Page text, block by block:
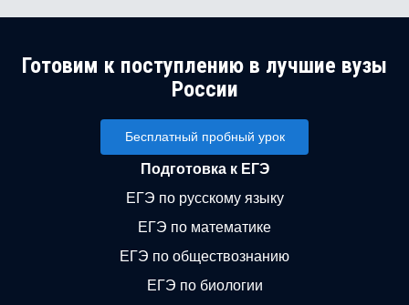
Готовим к поступлению в лучшие вузы
России
Бесплатный пробный урок
Подготовка к ЕГЭ
ЕГЭ по русскому языку
ЕГЭ по математике
ЕГЭ по обществознанию
ЕГЭ по биологии